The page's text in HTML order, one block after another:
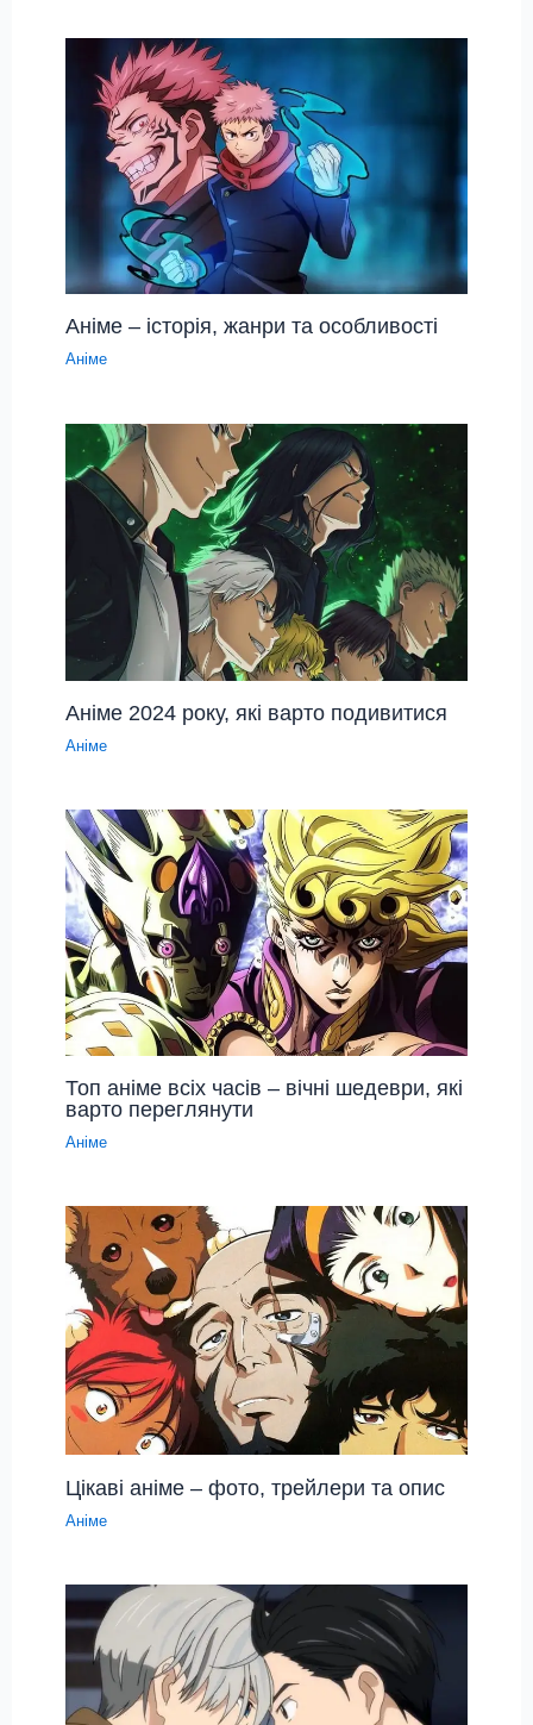
Аніме – історія, жанри та особливості
Аніме
Аніме 2024 року, які варто подивитися
Аніме
Топ аніме всіх часів – вічні шедеври, які
варто переглянути
Аніме
Цікаві аніме – фото, трейлери та опис
Аніме